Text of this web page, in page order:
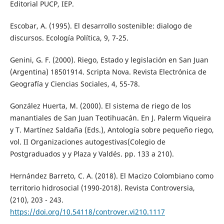
Editorial PUCP, IEP.
Escobar, A. (1995). El desarrollo sostenible: dialogo de
discursos. Ecología Política, 9, 7-25.
Genini, G. F. (2000). Riego, Estado y legislación en San Juan
(Argentina) 18501914. Scripta Nova. Revista Electrónica de
Geografía y Ciencias Sociales, 4, 55-78.
González Huerta, M. (2000). El sistema de riego de los
manantiales de San Juan Teotihuacán. En J. Palerm Viqueira
y T. Martínez Saldaña (Eds.), Antología sobre pequeño riego,
vol. II Organizaciones autogestivas(Colegio de
Postgraduados y y Plaza y Valdés. pp. 133 a 210).
Hernández Barreto, C. A. (2018). El Macizo Colombiano como
territorio hidrosocial (1990-2018). Revista Controversia,
(210), 203 - 243.
https://doi.org/10.54118/controver.vi210.1117